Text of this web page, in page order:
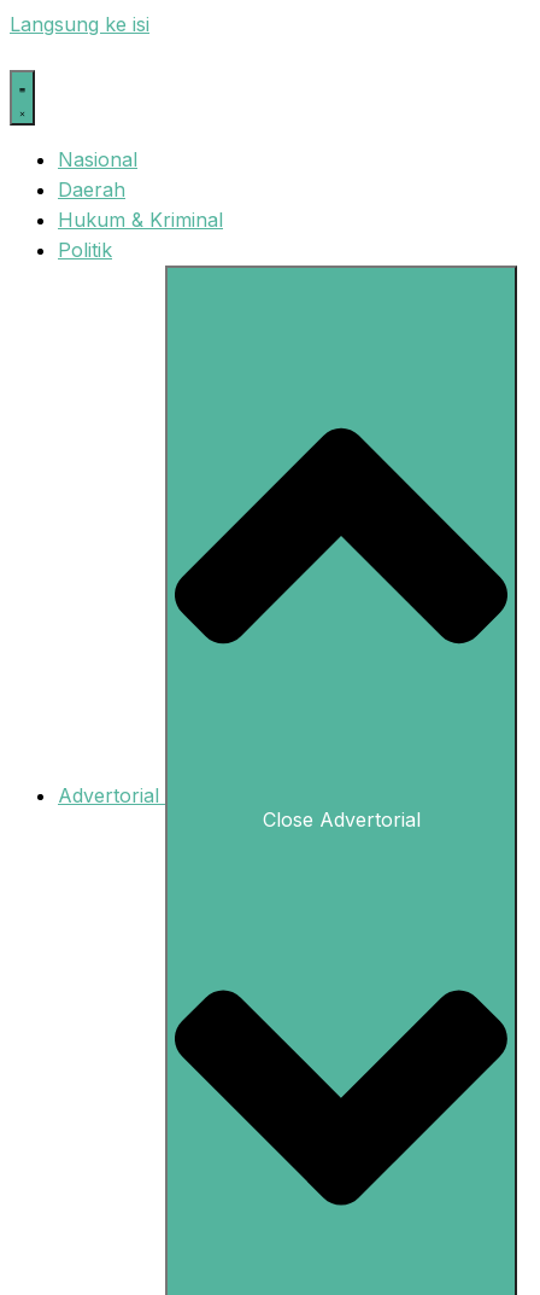
Langsung ke isi
Nasional
Daerah
Hukum & Kriminal
Politik
Advertorial
Close Advertorial